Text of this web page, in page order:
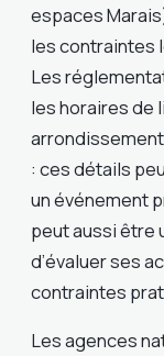
espaces
les contraintes
Les
les horaires de
: ces détails
un événement
peut aussi être
d’évaluer ses
contraintes
Les agences